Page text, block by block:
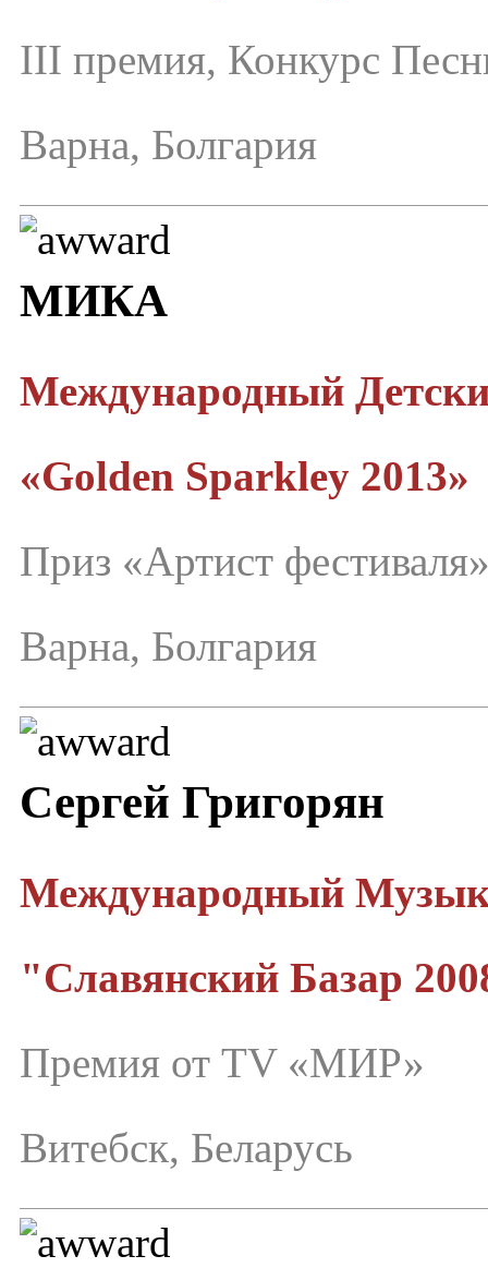
III премия, Конкурс
Варна, Болгария
МИКА
Международный
«Golden Sparkley 2013»
Приз «Артист
Варна, Болгария
Сергей Григорян
Международный
"Славянский Базар
Премия от TV «МИР»
Витебск, Беларусь